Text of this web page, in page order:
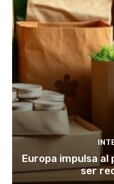
Europa impulsa al
ser